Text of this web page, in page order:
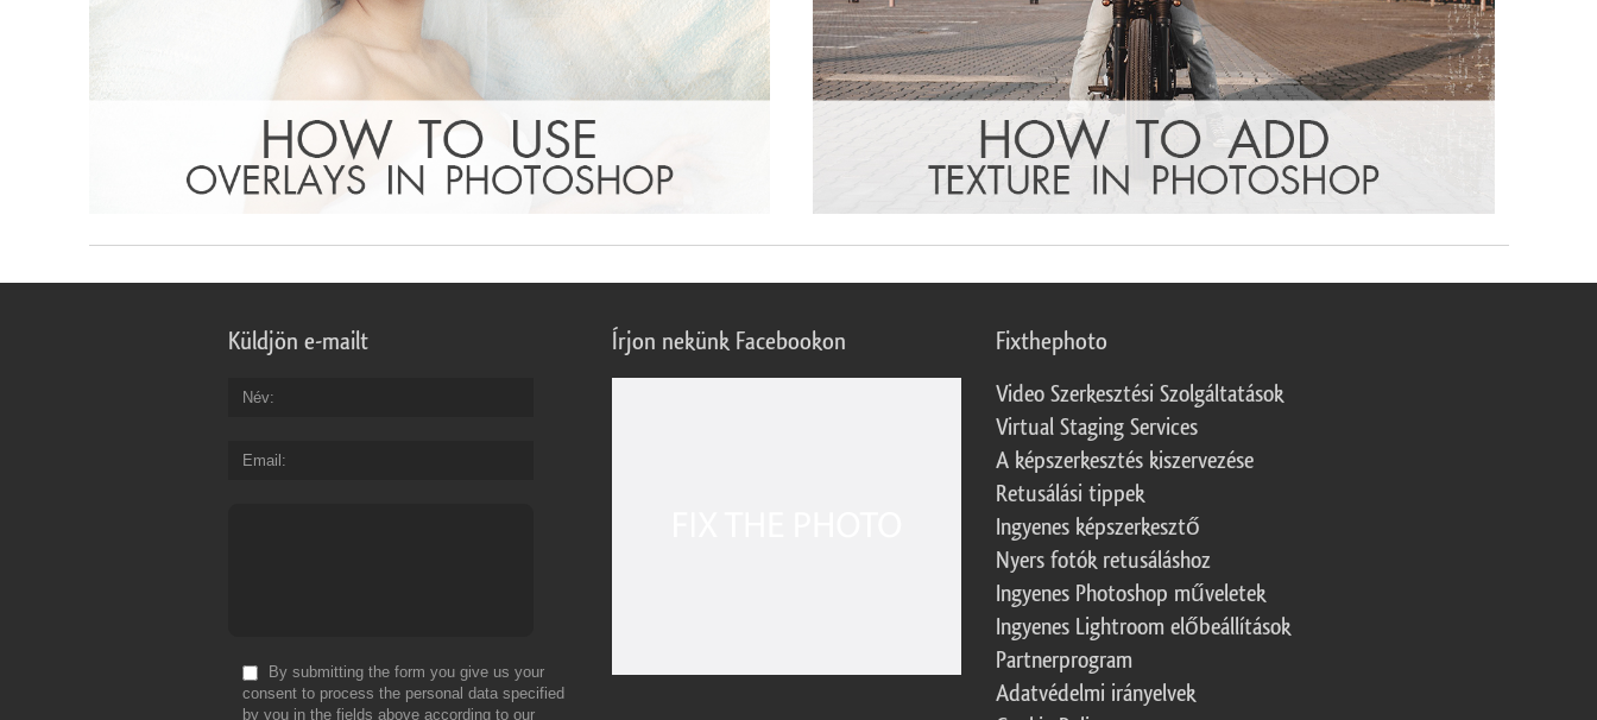
Küldjön e-mailt
Név
Email
By submitting the form you give us your
consent to process the personal data specified
by you in the fields above according to our
Írjon nekünk Facebookon Fixthephoto
Video Szerkesztési Szolgáltatások
Virtual Staging Services
A képszerkesztés kiszervezése
Retusálási tippek
Ingyenes képszerkesztő
Nyers fotók retusáláshoz
Ingyenes Photoshop műveletek
Ingyenes Lightroom előbeállítások
Partnerprogram
Adatvédelmi irányelvek